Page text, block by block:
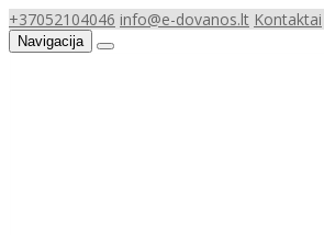
+37052104046 info@e-dovanos.lt Kontaktai
Navigacija